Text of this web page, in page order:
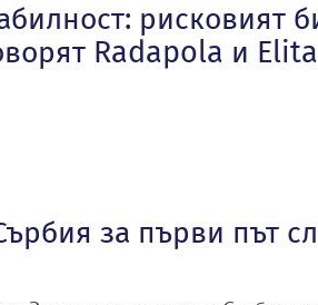
рисковият
Radapola и Elita
за първи път